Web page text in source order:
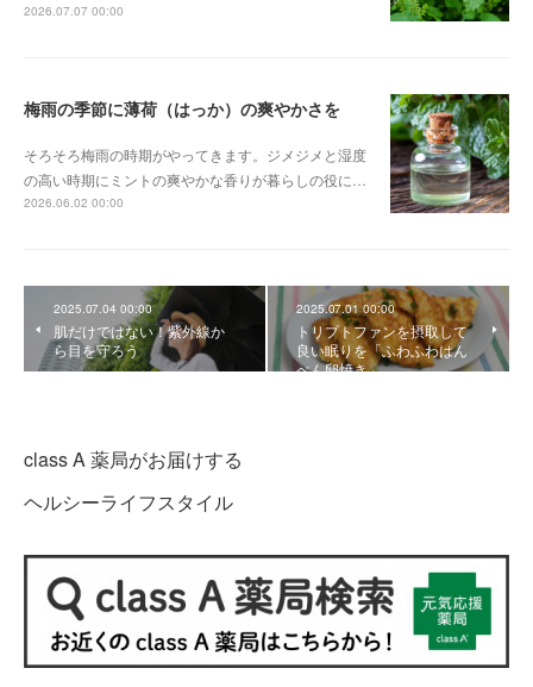
2026.07.07 00:00
梅雨の季節に薄荷（はっか）の爽やかさを
そろそろ梅雨の時期がやってきます。ジメジメと湿度
の高い時期にミントの爽やかな香りが暮らしの役に…
2026.06.02 00:00
2025.07.04 00:00
肌だけではない！紫外線か
ら目を守ろう
2025.07.01 00:00
トリプトファンを摂取して
良い眠りを「ふわふわはん
ぺん卵焼き」
class A 薬局がお届けする
ヘルシーライフスタイル